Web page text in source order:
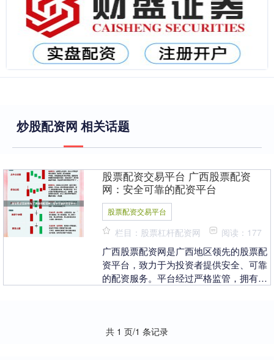
炒股配资网 相关话题
股票配资交易平台 广西股票配资
网：安全可靠的配资平台
股票配资交易平台
栏目：股票杠杆配资网 阅读：177
广西股票配资网是广西地区领先的股票配
资平台，致力于为投资者提供安全、可靠
的配资服务。平台经过严格监管，拥有完
共 1 页/1 条记录